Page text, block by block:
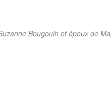
Bougouin et époux de